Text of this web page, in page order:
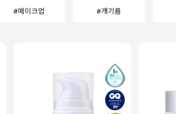
#메이크업 #개기름